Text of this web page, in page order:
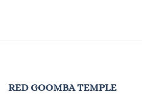
RED GOOMBA TEMPLE